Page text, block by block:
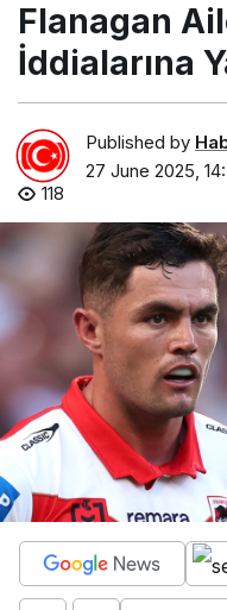
Flanagan
İddialarına
Published by
27 June 2025,
118